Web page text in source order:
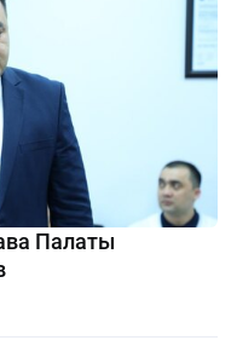
Палаты